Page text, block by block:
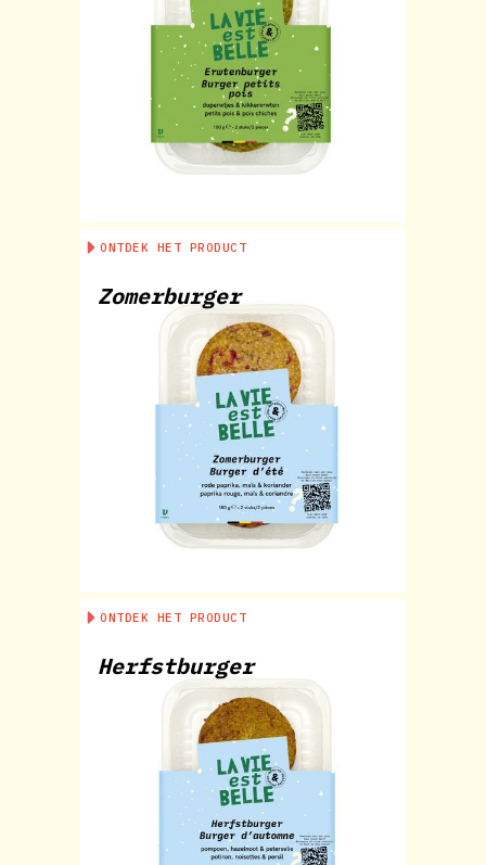
ONTDEK HET PRODUCT
Zomerburger
ONTDEK HET PRODUCT
Herfstburger